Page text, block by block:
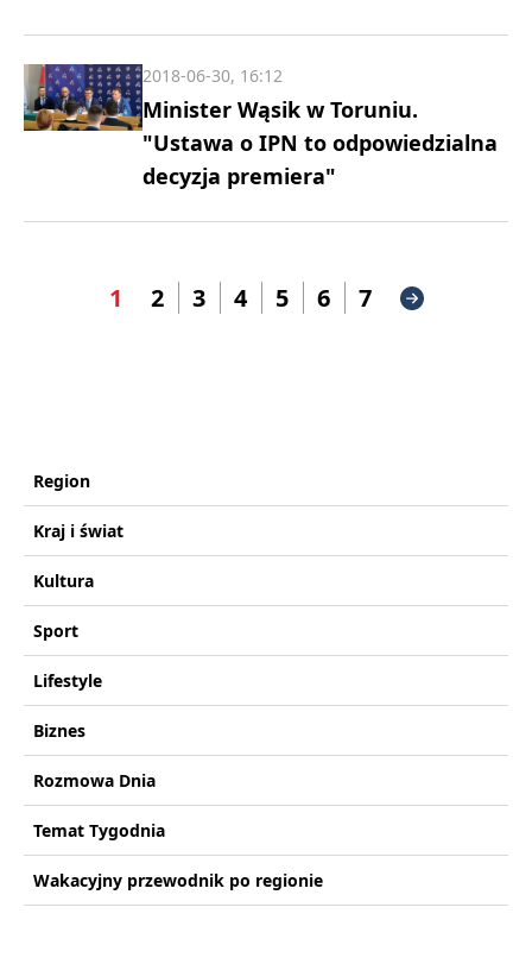
Minister Wąsik w Toruniu.
"Ustawa o IPN to odpowiedzialna
decyzja premiera"
2018-06-30, 16:12
1 2 3 4 5 6 7
Region
Kraj i świat
Kultura
Sport
Lifestyle
Biznes
Rozmowa Dnia
Temat Tygodnia
Wakacyjny przewodnik po regionie